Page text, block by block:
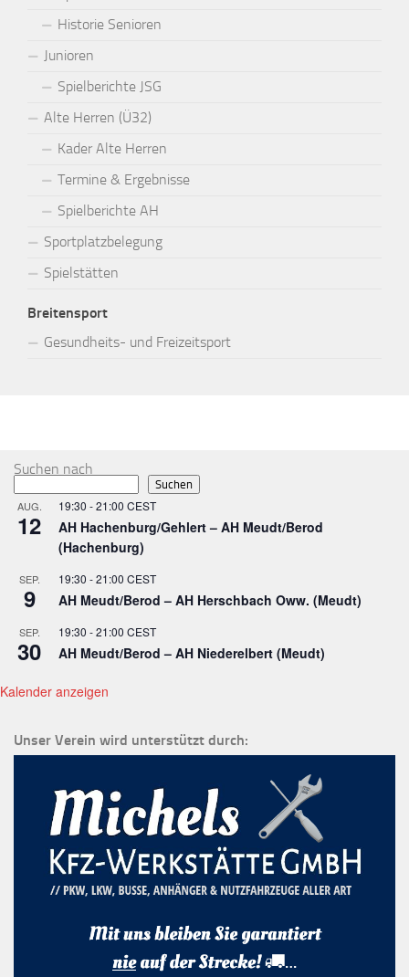
Historie Senioren
Junioren
Spielberichte JSG
Alte Herren (Ü32)
Kader Alte Herren
Termine & Ergebnisse
Spielberichte AH
Sportplatzbelegung
Spielstätten
Breitensport
Gesundheits- und Freizeitsport
Suchen nach
Suchen
AUG.
12
19:30 -21:00 CEST
AH Hachenburg/Gehlert – AH Meudt/Berod
(Hachenburg)
SEP.
9
19:30 -21:00 CEST
AH Meudt/Berod – AH Herschbach Oww. (Meudt)
SEP.
30
19:30 -21:00 CEST
AH Meudt/Berod – AH Niederelbert (Meudt)
Kalender anzeigen
Unser Verein wird unterstützt durch: